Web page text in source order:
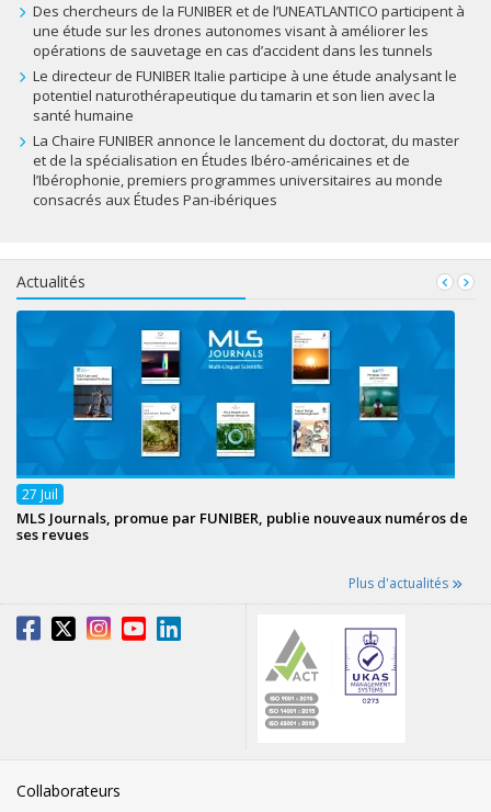
Des chercheurs de la FUNIBER et de l’UNEATLANTICO participent à
une étude sur les drones autonomes visant à améliorer les
opérations de sauvetage en cas d’accident dans les tunnels
Le directeur de FUNIBER Italie participe à une étude analysant le
potentiel naturothérapeutique du tamarin et son lien avec la
santé humaine
La Chaire FUNIBER annonce le lancement du doctorat, du master
et de la spécialisation en Études Ibéro-américaines et de
l’Ibérophonie, premiers programmes universitaires au monde
consacrés aux Études Pan-ibériques
Actualités
27 Juil
MLS Journals, promue par FUNIBER, publie nouveaux numéros de
ses revues
Plus d'actualités
Collaborateurs